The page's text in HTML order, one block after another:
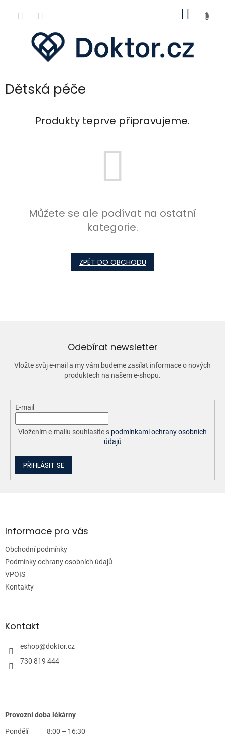
Dětská péče
Produkty teprve připravujeme.
Můžete se ale podívat na ostatní
kategorie.
ZPĚT DO OBCHODU
Odebírat newsletter
Vložte svůj e-mail a my vám budeme zasílat informace o nových
produktech na našem e-shopu.
E-mail
Vložením e-mailu souhlasíte s podmínkami ochrany osobních
údajů
PŘIHLÁSIT SE
aInformace pro vás
Obchodní podmínky
Podmínky ochrany osobních údajů
VPOIS
Kontakty
Kontakt
eshop@doktor.cz
730 819 444
Provozní doba lékárny
Pondělí
8:00 – 16:30